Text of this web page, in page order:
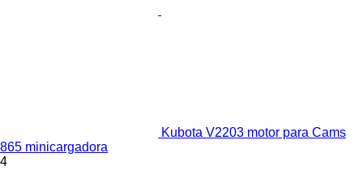
Kubota V2203 motor para Cams
865 minicargadora
4